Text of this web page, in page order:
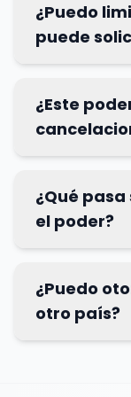
¿Puedo
puede
¿Este
¿Qué
el poder?
¿Puedo
otro país?